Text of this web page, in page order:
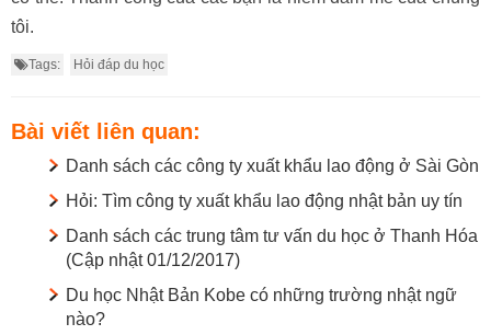
tôi.
Tags: Hỏi đáp du học
Bài viết liên quan:
Danh sách các công ty xuất khẩu lao động ở Sài Gòn
Hỏi: Tìm công ty xuất khẩu lao động nhật bản uy tín
Danh sách các trung tâm tư vấn du học ở Thanh Hóa
(Cập nhật 01/12/2017)
Du học Nhật Bản Kobe có những trường nhật ngữ
nào?